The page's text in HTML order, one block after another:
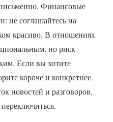
Финансовые
не соглашайтесь на
красиво. В отношениях
но риск
Если вы хотите
короче и конкретнее.
новостей и разговоров,